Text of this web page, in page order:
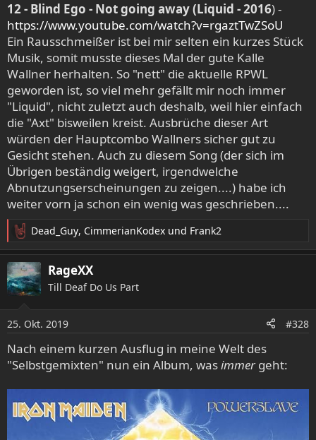
12 - Blind Ego - Not going away (Liquid - 2016) -
https://www.youtube.com/watch?v=rgaztTwZSoU
Ein Rausschmeißer ist bei mir selten ein kurzes Stück
Musik, somit musste dieses Mal der gute Kalle
Wallner herhalten. So "nett" die aktuelle RPWL
geworden ist, so viel mehr gefällt mir noch immer
"Liquid", nicht zuletzt auch deshalb, weil hier einfach
die "Axt" bisweilen kreist. Ausbrüche dieser Art
würden der Hauptcombo Wallners sicher gut zu
Gesicht stehen. Auch zu diesem Song (der sich im
Übrigen beständig weigert, irgendwelche
Abnutzungserscheinungen zu zeigen....) habe ich
weiter vorn ja schon ein wenig was geschrieben....
R
e
a
k
t
n
e
n
:
Dead_Guy, CimmerianKodex und Frank2
RageXX
Till Deaf Do Us Part
25. Okt. 2019 #328
Nach einem kurzen Ausflug in meine Welt des
"Selbstgemixten" nun ein Album, wasimmergeht: